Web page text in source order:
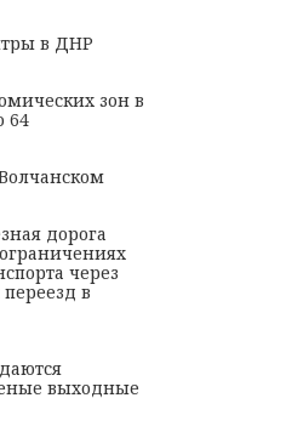
в ДНР
зон в
64
дорога
через
в
выходные